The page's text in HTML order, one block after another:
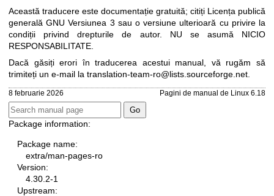
Această traducere este documentație gratuită; citiți Licența publică
generală GNU Versiunea 3 sau o versiune ulterioară cu privire la
condiții privind drepturile de autor. NU se asumă NICIO
RESPONSABILITATE.
Dacă găsiți erori în traducerea acestui manual, vă rugăm să
trimiteți un e-mail la translation-team-ro@lists.sourceforge.net.
8 februarie 2026 Pagini de manual de Linux 6.18
Package information:
Package name:
extra/man-pages-ro
Version:
4.30.2-1
Upstream: